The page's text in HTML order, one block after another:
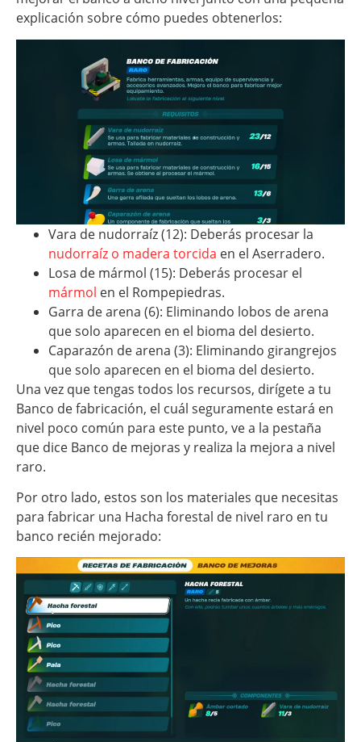
explicación sobre cómo puedes obtenerlos:
Vara de nudorraíz (12): Deberás procesar la
nudorraíz o madera torcida en el Aserradero.
Losa de mármol (15): Deberás procesar el
mármol en el Rompepiedras.
Garra de arena (6): Eliminando lobos de arena
que solo aparecen en el bioma del desierto.
Caparazón de arena (3): Eliminando girangrejos
que solo aparecen en el bioma del desierto.
Una vez que tengas todos los recursos, dirígete a tu
Banco de fabricación, el cuál seguramente estará en
nivel poco común para este punto, ve a la pestaña
que dice Banco de mejoras y realiza la mejora a nivel
raro.
Por otro lado, estos son los materiales que necesitas
para fabricar una Hacha forestal de nivel raro en tu
banco recién mejorado: